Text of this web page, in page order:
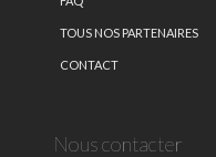
TOUS NOS PARTENAIRES
CONTACT
Nous contacter